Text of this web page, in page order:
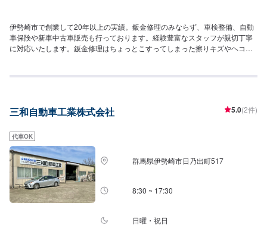
伊勢崎市で創業して20年以上の実績。鈑金修理のみならず、車検整備、自動
車保険や新車中古車販売も行っております。経験豊富なスタッフが親切丁寧
に対応いたします。鈑金修理はちょっとこすってしまった擦りキズやヘコミ
ども、長年の経験あります。あらゆるケースの鈑金修理に対応いたします。
動車鈑金・整備をリードする当店へ、自動車のことなら何でもご相談くださ
三和自動車工業株式会社 5.0(2件)
代車OK
群馬県伊勢崎市日乃出町517
8:30 ~ 17:30
日曜・祝日